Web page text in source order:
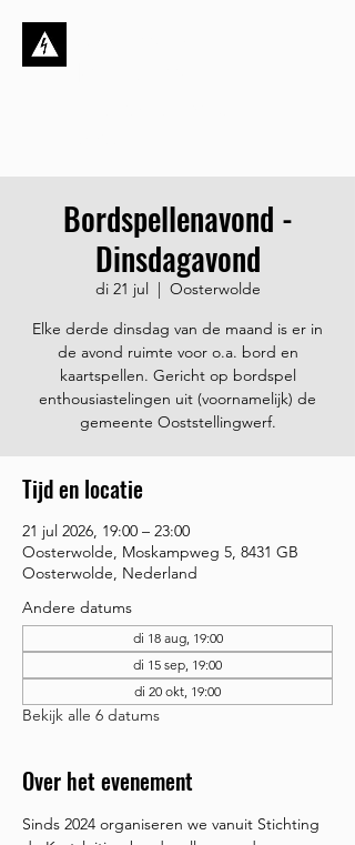
Bordspellenavond -
Dinsdagavond
di 21 jul
  |
Oosterwolde
Elke derde dinsdag van de maand is er in
de avond ruimte voor o.a. bord en
kaartspellen. Gericht op bordspel
enthousiastelingen uit (voornamelijk) de
gemeente Ooststellingwerf.
Tijd en locatie
21 jul 2026, 19:00 – 23:00
Oosterwolde, Moskampweg 5, 8431 GB
Oosterwolde, Nederland
Andere datums
di 18 aug, 19:00
di 15 sep, 19:00
di 20 okt, 19:00
Bekijk alle 6 datums
Over het evenement
Sinds 2024 organiseren we vanuit Stichting